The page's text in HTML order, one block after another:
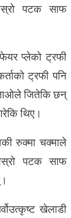
पटक साफ
प्लेको ट्रफी
ट्रफी पनि
जितेकि छन्
थिए।
रुक्मा चक्माले
पटक साफ
खेलाडी